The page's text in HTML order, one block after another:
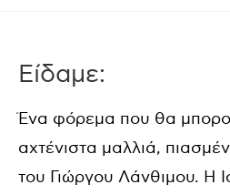
Eίδαμε:
Ένα φόρεμα που θα
αχτένιστα μαλλιά,
του Γιώργου Λάνθιμου. Η